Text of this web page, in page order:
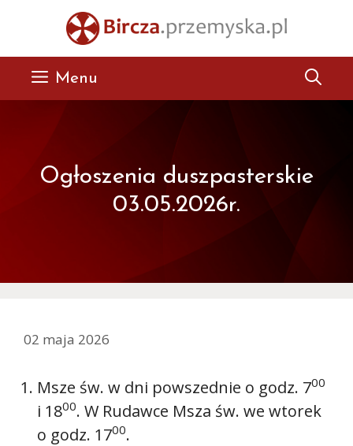
Menu
Ogłoszenia duszpasterskie
03.05.2026r.
02 maja 2026
Msze św. w dni powszednie o godz. 700
i 1800. W Rudawce Msza św. we wtorek
o godz. 1700.